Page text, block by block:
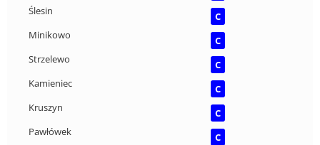
Ślesin
C
Minikowo
C
Strzelewo
C
Kamieniec
C
Kruszyn
C
Pawłówek
C